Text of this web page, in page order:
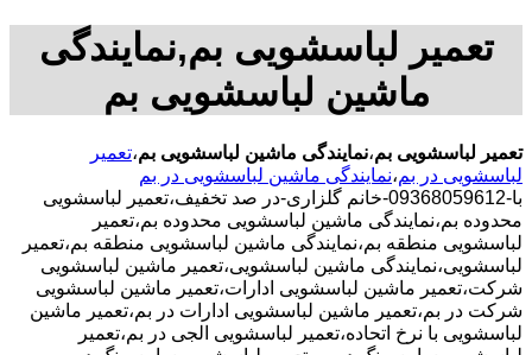
تعمیر لباسشویی بم,نمایندگی
ماشین لباسشویی بم
تعمیر لباسشویی بم،نمایندگی ماشین لباسشویی بم،تعمیر
لباسشویی در بم،نمایندگی ماشین لباسشویی در بم
با-09368059612-خانم گلزاری-در صد تخفیف،تعمیر لباسشویی
محدوده بم،نمایندگی ماشین لباسشویی محدوده بم،تعمیر
لباسشویی منطقه بم،نمایندگی ماشین لباسشویی منطقه بم،تعمیر
لباسشویی،نمایندگی ماشین لباسشویی،تعمیر ماشین لباسشویی
شرکت،تعمیر ماشین لباسشویی ادارات،تعمیر ماشین لباسشویی
شرکت در بم،تعمیر ماشین لباسشویی ادارات در بم،تعمیر ماشین
لباسشویی با نرخ اتحاده،تعمیر لباسشویی الجی در بم،تعمیر